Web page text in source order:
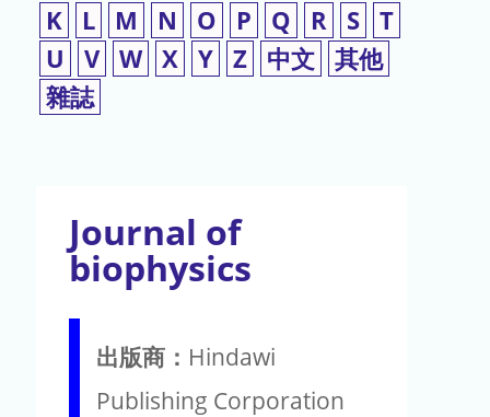
K
L M N O P Q R S T
U
V W X Y Z 中文 其他
雜誌
Journal of
biophysics
出版商： Hindawi
Publishing Corporation